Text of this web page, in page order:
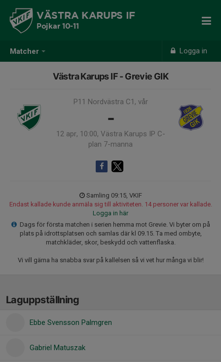
Matcher Logga in
VÄSTRA KARUPS IF
Pojkar 10-11
Västra Karups IF - Grevie GIK
P11 Nordvästra C1, vår
-
12 apr, 10:00, Västra Karups IP C-
plan 7-manna
Samling 09:15, VKIF
Endast kallade kunde anmäla sig till aktiviteten. 14 personer var kallade.
Logga in här
Dags för första matchen i serien hemma mot Grevie. Vi byter om på
plats på idrottsplatsen och samlas där kl 09.15. Ta med ombyte,
matchkläder, skor, beskydd och vattenflaska.
Vi vill gärna ha snabba svar på kallelsen så vi vet hur många vi blir!
Laguppställning
Ebbe Svensson Palmgren
Gabriel Matuszak